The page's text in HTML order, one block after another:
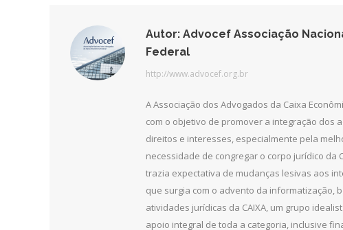
Autor: Advocef Associação
Federal
http://www.advocef.org.br
A Associação dos Advogados da Caixa
com o objetivo de promover a integração dos
direitos e interesses, especialmente pela
necessidade de congregar o corpo jurídico da
trazia expectativa de mudanças lesivas aos
que surgia com o advento da informatização,
atividades jurídicas da CAIXA, um grupo
apoio integral de toda a categoria, inclusive